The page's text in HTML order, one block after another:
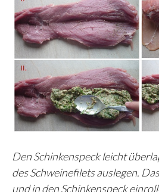
Den Schinkenspeck leicht
des Schweinefilets auslegen.
und in den Schinkenspeck